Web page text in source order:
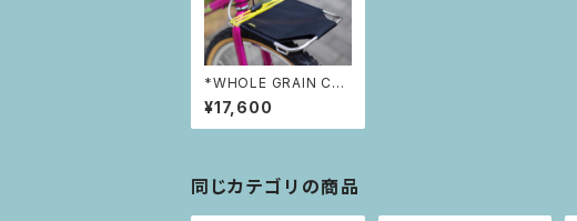
*WHOLE GRAIN CY
CLES* Jack The Bik
e Rack
¥17,600
同じカテゴリの商品